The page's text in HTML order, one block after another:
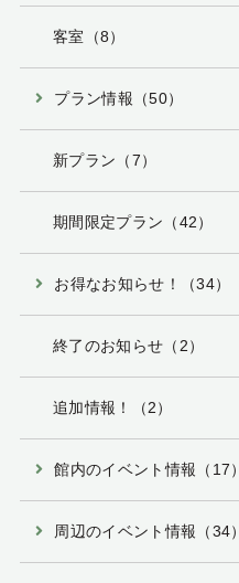
客室（8）
プラン情報（50）
新プラン（7）
期間限定プラン（42）
お得なお知らせ！（34）
終了のお知らせ（2）
追加情報！（2）
館内のイベント情報（17）
周辺のイベント情報（34）